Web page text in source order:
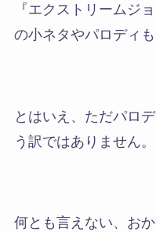
『エクストリームジ
の小ネタやパロディも
とはいえ、ただパロ
う訳ではありません。
何とも言えない、お